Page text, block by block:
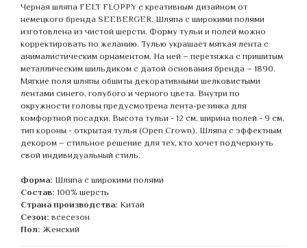
Черная шляпа FELT FLOPPY с креативным дизайном от
немецкого бренда SEEBERGER. Шляпа с широкими полями
изготовлена из чистой шерсти. Форму тульи и полей можно
корректировать по желанию. Тулью украшает мягкая лента с
анималистическим орнаментом. На ней – перетяжка с пришитым
металлическим шильдиком с датой основания бренда – 1890.
Мягкие поля шляпы обшиты декоративными шелковистыми
лентами синего, голубого и черного цвета. Внутри по
окружности головы предусмотрена лента-резинка для
комфортной посадки. Высота тульи - 12 см, ширина полей - 9 см,
тип короны - открытая тулья (Open Crown). Шляпа с эффектным
декором – стильное решение для тех, кто хочет подчеркнуть
свой индивидуальный стиль.
Форма: Шляпа с широкими полями
Состав: 100% шерсть
Страна производства: Китай
Сезон: всесезон
Пол: Женский